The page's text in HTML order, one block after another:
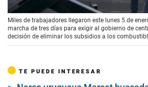
01:34
Miles de trabajadores llegaron este lunes 5 de
marcha de tres días para exigir al gobierno de
decisión de eliminar los subsidios a los
TE PUEDE INTERESAR